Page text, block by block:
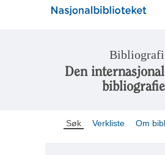
Bibliografi
Den
Søk Verkliste Om